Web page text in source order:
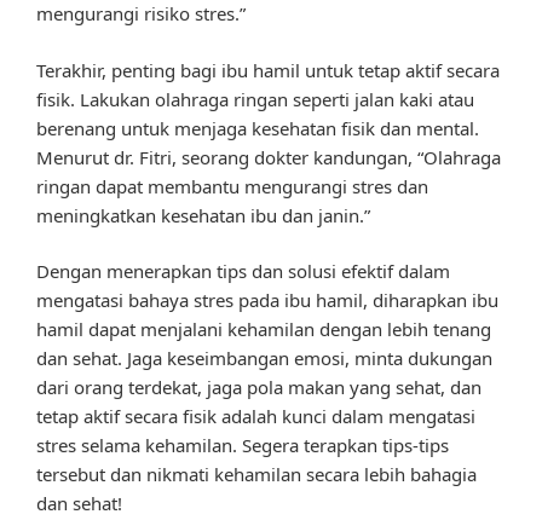
mengurangi risiko stres.”
Terakhir, penting bagi ibu hamil untuk tetap aktif secara
fisik. Lakukan olahraga ringan seperti jalan kaki atau
berenang untuk menjaga kesehatan fisik dan mental.
Menurut dr. Fitri, seorang dokter kandungan, “Olahraga
ringan dapat membantu mengurangi stres dan
meningkatkan kesehatan ibu dan janin.”
Dengan menerapkan tips dan solusi efektif dalam
mengatasi bahaya stres pada ibu hamil, diharapkan ibu
hamil dapat menjalani kehamilan dengan lebih tenang
dan sehat. Jaga keseimbangan emosi, minta dukungan
dari orang terdekat, jaga pola makan yang sehat, dan
tetap aktif secara fisik adalah kunci dalam mengatasi
stres selama kehamilan. Segera terapkan tips-tips
tersebut dan nikmati kehamilan secara lebih bahagia
dan sehat!